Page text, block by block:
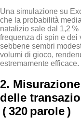
Una simulazione su
che la probabilità
natalizio sale dal 1,2 %
frequenza di spin e dei
sebbene sembri
volumi di gioco,
estremamente efficace.
2.
delle
( 320 parole )